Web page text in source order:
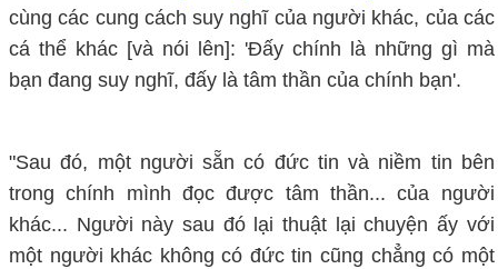
cùng các cung cách suy nghĩ của người khác, của các
cá thể khác [và nói lên]: 'Đấy chính là những gì mà
bạn đang suy nghĩ, đấy là tâm thần của chính bạn'.
"Sau đó, một người sẵn có đức tin và niềm tin bên
trong chính mình đọc được tâm thần... của người
khác... Người này sau đó lại thuật lại chuyện ấy với
một người khác không có đức tin cũng chẳng có một